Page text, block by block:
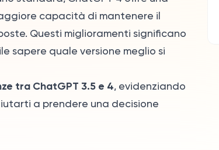
capacità di mantenere il
Questi miglioramenti significano
sapere quale versione meglio si
tra ChatGPT 3.5 e 4, evidenziando
a prendere una decisione